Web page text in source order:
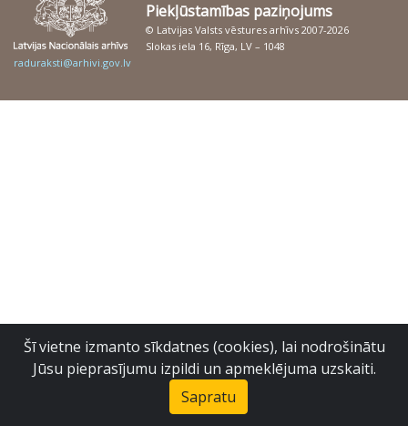
Piekļūstamības paziņojums
© Latvijas Valsts vēstures arhīvs 2007-2026
Slokas iela 16, Rīga, LV – 1048
raduraksti@arhivi.gov.lv
Šī vietne izmanto sīkdatnes (cookies), lai nodrošinātu
Jūsu pieprasījumu izpildi un apmeklējuma uzskaiti.
Sapratu